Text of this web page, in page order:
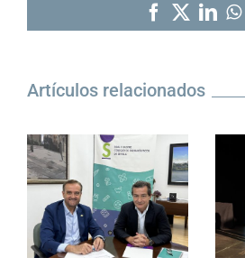
Facebook
X
Artículos relacionados